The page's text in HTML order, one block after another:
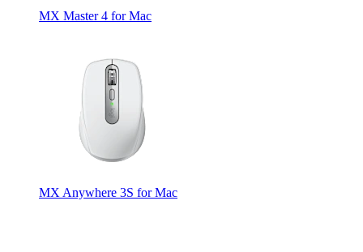
MX Master 4 for Mac
MX Anywhere 3S for Mac